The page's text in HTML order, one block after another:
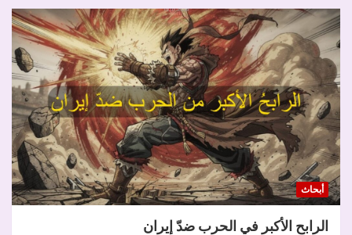
أبحاث
الرابح الأكبر في الحرب ضدّ إيران